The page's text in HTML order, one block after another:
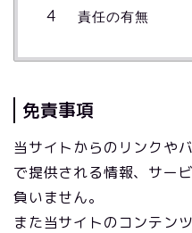
責任の有無
免責事項
当サイトからのリンクや
で提供される情報、サー
負いません。
また当サイトのコンテン